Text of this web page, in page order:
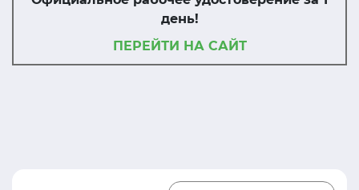
день!
ПЕРЕЙТИ НА САЙТ